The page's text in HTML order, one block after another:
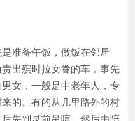
准备午饭，做饭在邻居
出殡时拉女眷的车，事先
女，一般是中老年人，专
的。有的从几里路外的村